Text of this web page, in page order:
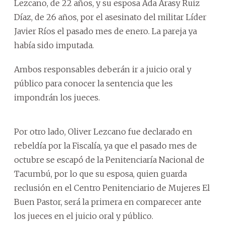
Lezcano, de 22 años, y su esposa Ada Arasy Ruiz
Díaz, de 26 años, por el asesinato del militar Líder
Javier Ríos el pasado mes de enero. La pareja ya
había sido imputada.
Ambos responsables deberán ir a juicio oral y
público para conocer la sentencia que les
impondrán los jueces.
Por otro lado, Oliver Lezcano fue declarado en
rebeldía por la Fiscalía, ya que el pasado mes de
octubre se escapó de la Penitenciaría Nacional de
Tacumbú, por lo que su esposa, quien guarda
reclusión en el Centro Penitenciario de Mujeres El
Buen Pastor, será la primera en comparecer ante
los jueces en el juicio oral y público.